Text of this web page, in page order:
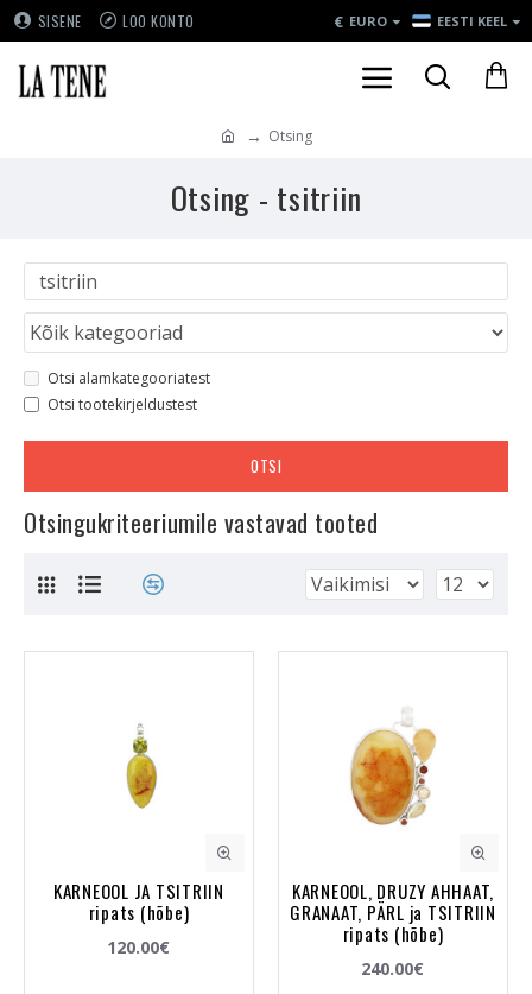
SISENE LOO KONTO € EURO EESTI KEEL
Otsing
Otsing - tsitriin
Otsi alamkategooriatest
Otsi tootekirjeldustest
OTSI
Otsingukriteeriumile vastavad tooted
KARNEOOL JA TSITRIIN
ripats (hõbe)
120.00€
KARNEOOL, DRUZY AHHAAT,
GRANAAT, PÄRL ja TSITRIIN
ripats (hõbe)
240.00€